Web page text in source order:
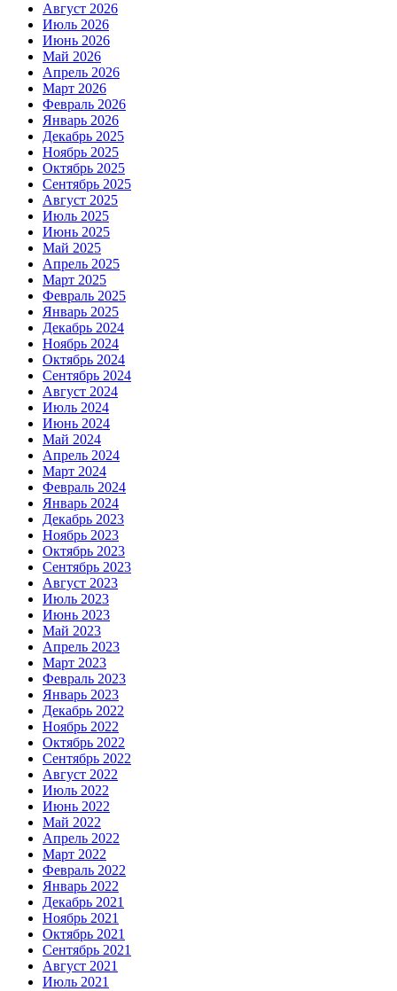
Август 2026
Июль 2026
Июнь 2026
Май 2026
Апрель 2026
Март 2026
Февраль 2026
Январь 2026
Декабрь 2025
Ноябрь 2025
Октябрь 2025
Сентябрь 2025
Август 2025
Июль 2025
Июнь 2025
Май 2025
Апрель 2025
Март 2025
Февраль 2025
Январь 2025
Декабрь 2024
Ноябрь 2024
Октябрь 2024
Сентябрь 2024
Август 2024
Июль 2024
Июнь 2024
Май 2024
Апрель 2024
Март 2024
Февраль 2024
Январь 2024
Декабрь 2023
Ноябрь 2023
Октябрь 2023
Сентябрь 2023
Август 2023
Июль 2023
Июнь 2023
Май 2023
Апрель 2023
Март 2023
Февраль 2023
Январь 2023
Декабрь 2022
Ноябрь 2022
Октябрь 2022
Сентябрь 2022
Август 2022
Июль 2022
Июнь 2022
Май 2022
Апрель 2022
Март 2022
Февраль 2022
Январь 2022
Декабрь 2021
Ноябрь 2021
Октябрь 2021
Сентябрь 2021
Август 2021
Июль 2021